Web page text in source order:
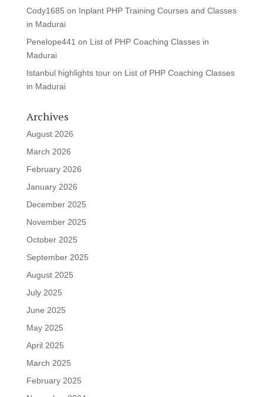
Cody1685 on Inplant PHP Training Courses and Classes
in Madurai
Penelope441 on List of PHP Coaching Classes in
Madurai
Istanbul highlights touron List of PHP Coaching Classes
in Madurai
Archives
August 2026
March 2026
February 2026
January 2026
December 2025
November 2025
October 2025
September 2025
August 2025
July 2025
June 2025
May 2025
April 2025
March 2025
February 2025